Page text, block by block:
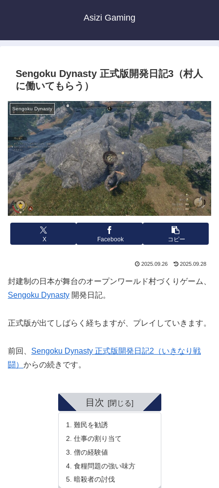
Asizi Gaming
Sengoku Dynasty 正式版開発日記3（村人
に働いてもらう）
Sengoku Dynasty
X Facebook コピー
2025.09.26 2025.09.28
封建制の日本が舞台のオープンワールド村づくりゲーム、
Sengoku Dynasty 開発日記。
正式版が出てしばらく経ちますが、プレイしていきます。
前回、 Sengoku Dynasty 正式版開発日記2（いきなり戦
闘） からの続きです。
目次
難民を勧誘
仕事の割り当て
僧の経験値
食糧問題の強い味方
暗殺者の討伐